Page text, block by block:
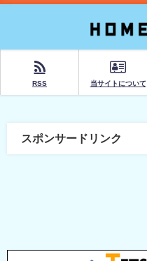
RSS 当サイトについて
スポンサードリンク